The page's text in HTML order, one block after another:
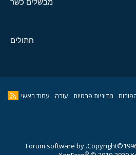
מבשלים כשר
חתולים
מדיניות פרטיות עזרה עמוד ראשי
Forum software by
®